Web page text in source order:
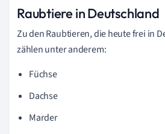
Raubtiere in Deutschland
Zu den Raubtieren, die heute frei in
zählen unter anderem:
Füchse
Dachse
Marder